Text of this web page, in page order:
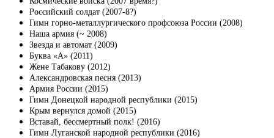
Российский солдат (2007-8?)
Гимн горно-металлургического профсоюза России (2008)
Наша армия (~ 2008)
Звезда и автомат (2009)
Буква «А» (2011)
Жене Табакову (2012)
Александровская песня (2013)
Армия России (2015)
Гимн Донецкой народной республики (2015)
Крым вернулся домой (2015)
Вставай, бессмертный полк! (2016)
Гимн Луганской народной республики (2016)